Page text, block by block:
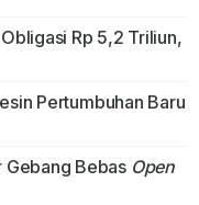
Rp 5,2 Triliun,
Pertumbuhan Baru
Gebang Bebas Open